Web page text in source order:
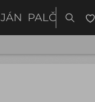
JÁN PALČO